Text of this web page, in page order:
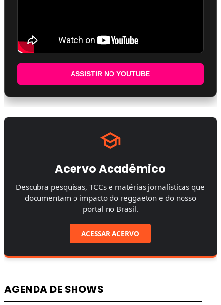
ASSISTIR NO YOUTUBE
Acervo Acadêmico
Descubra pesquisas, TCCs e matérias jornalísticas que
documentam o impacto do reggaeton e do nosso
portal no Brasil.
ACESSAR ACERVO
AGENDA DE SHOWS